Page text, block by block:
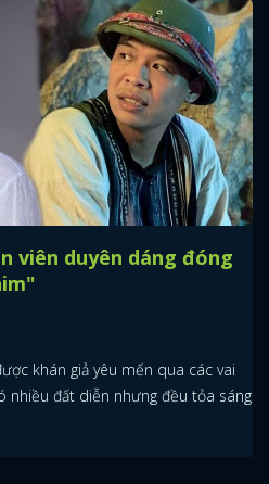
viên duyên dáng đóng
khán giả yêu mến qua các vai
nhiều đất diễn nhưng đều tỏa sáng